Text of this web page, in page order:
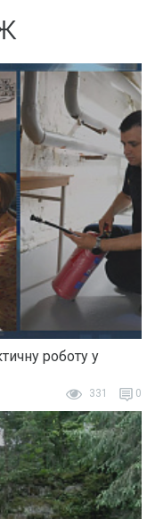
роботу у
331 0